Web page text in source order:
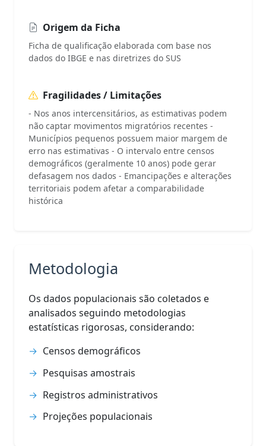
Origem da Ficha
Ficha de qualificação elaborada com base nos
dados do IBGE e nas diretrizes do SUS
Fragilidades / Limitações
- Nos anos intercensitários, as estimativas podem
não captar movimentos migratórios recentes -
Municípios pequenos possuem maior margem de
erro nas estimativas - O intervalo entre censos
demográficos (geralmente 10 anos) pode gerar
defasagem nos dados - Emancipações e alterações
territoriais podem afetar a comparabilidade
histórica
Metodologia
Os dados populacionais são coletados e
analisados seguindo metodologias
estatísticas rigorosas, considerando:
Censos demográficos
Pesquisas amostrais
Registros administrativos
Projeções populacionais